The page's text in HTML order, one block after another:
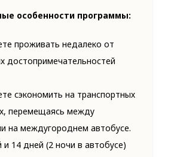
особенности программы:
проживать недалеко от
достопримечательностей
сэкономить на транспортных
перемещаясь между
на междугороднем автобусе.
и 14 дней (2 ночи в автобусе)